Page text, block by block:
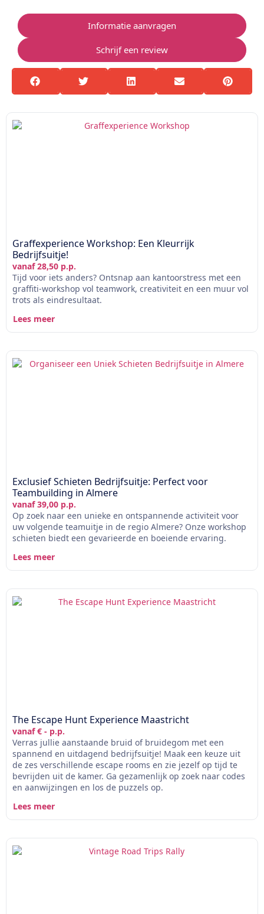
Informatie aanvragen
Schrijf een review
Graffexperience Workshop: Een Kleurrijk
Bedrijfsuitje!
vanaf 28,50 p.p.
Tijd voor iets anders? Ontsnap aan kantoorstress met een
graffiti-workshop vol teamwork, creativiteit en een muur vol
trots als eindresultaat.
Lees meer
Exclusief Schieten Bedrijfsuitje: Perfect voor
Teambuilding in Almere
vanaf 39,00 p.p.
Op zoek naar een unieke en ontspannende activiteit voor
uw volgende teamuitje in de regio Almere? Onze workshop
schieten biedt een gevarieerde en boeiende ervaring.
Lees meer
The Escape Hunt Experience Maastricht
vanaf € - p.p.
Verras jullie aanstaande bruid of bruidegom met een
spannend en uitdagend bedrijfsuitje! Maak een keuze uit
de zes verschillende escape rooms en zie jezelf op tijd te
bevrijden uit de kamer. Ga gezamenlijk op zoek naar codes
en aanwijzingen en los de puzzels op.
Lees meer